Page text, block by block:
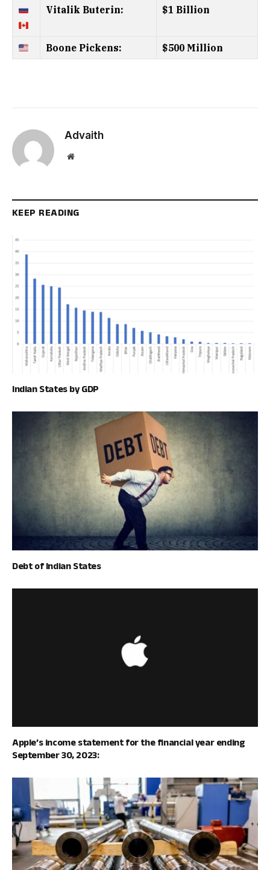
Vitalik Buterin:
$1 Billion
Boone Pickens: $500 Million
Advaith
Website
KEEP READING
Indian States by GDP
Debt of Indian States
Apple’s income statement for the financial year ending
September 30, 2023: